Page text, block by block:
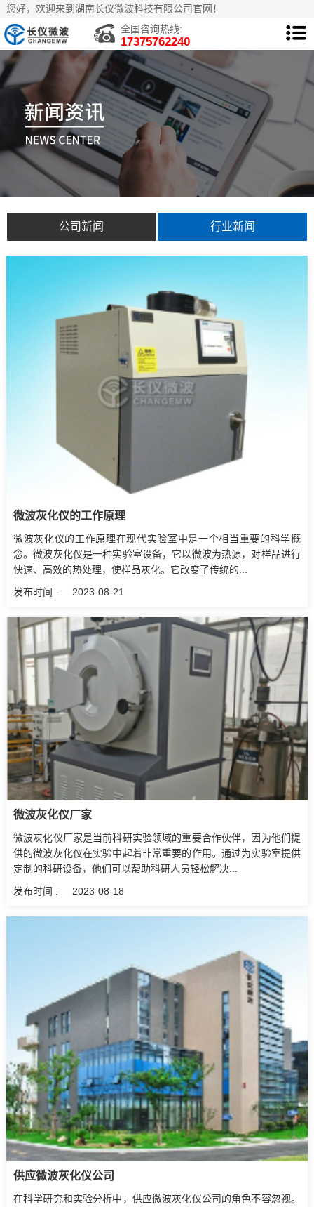
您好，欢迎来到湖南长仪微波科技有限公司官网！
全国咨询热线:
17375762240
公司新闻 行业新闻
微波灰化仪的工作原理
微波灰化仪的工作原理在现代实验室中是一个相当重要的科学概
念。微波灰化仪是一种实验室设备，它以微波为热源，对样品进行
快速、高效的热处理，使样品灰化。它改变了传统的...
发布时间 :
2023-08-21
微波灰化仪厂家
微波灰化仪厂家是当前科研实验领域的重要合作伙伴，因为他们提
供的微波灰化仪在实验中起着非常重要的作用。通过为实验室提供
定制的科研设备，他们可以帮助科研人员轻松解决...
发布时间 :
2023-08-18
供应微波灰化仪公司
在科学研究和实验分析中，供应微波灰化仪公司的角色不容忽视。